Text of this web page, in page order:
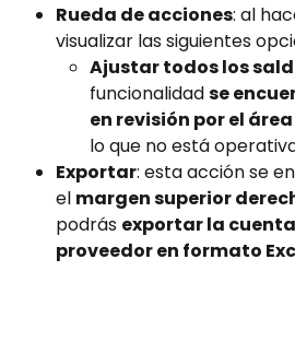
Rueda de acciones: al
visualizar las siguientes
Ajustar todos los
funcionalidad se
en revisión por el
lo que no está
Exportar: esta acción se
el margen superior
podrás exportar la
proveedor en formato